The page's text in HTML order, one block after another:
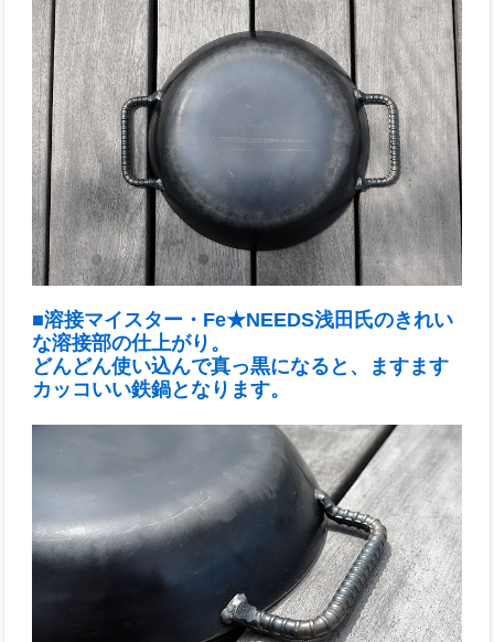
■溶接マイスター・Fe★NEEDS浅田氏のきれい
な溶接部の仕上がり。
どんどん使い込んで真っ黒になると、ますます
カッコいい鉄鍋となります。